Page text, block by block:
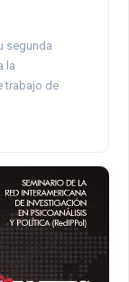
segunda
la
trabajo de